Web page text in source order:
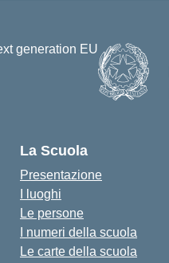
La Scuola
Presentazione
I luoghi
Le persone
I numeri della scuola
Le carte della scuola